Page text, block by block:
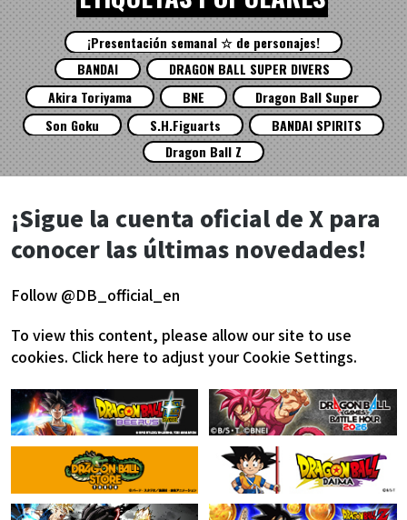
¡Presentación semanal ☆ de personajes!
BANDAI
DRAGON BALL SUPER DIVERS
Akira Toriyama
BNE
Dragon Ball Super
Son Goku
S.H.Figuarts
BANDAI SPIRITS
Dragon Ball Z
¡Sigue la cuenta oficial de X para
conocer las últimas novedades!
Follow @DB_official_en
To view this content, please allow our site to use
cookies. Click here to adjust your Cookie Settings.